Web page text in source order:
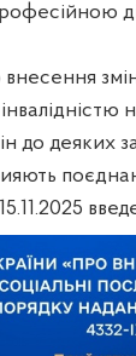
до деяких